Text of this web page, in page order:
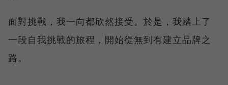
面對挑戰，我一向都欣然接受。於是，我踏上了
一段自我挑戰的旅程，開始從無到有建立品牌之
路。